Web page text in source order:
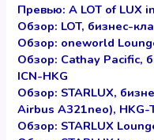
Превью: A LOT of LUX
Обзор: LOT, бизнес-
Обзор: oneworld
Обзор: Cathay Pacific,
ICN-HKG
Обзор: STARLUX,
Airbus A321neo), HKG-
Обзор: STARLUX